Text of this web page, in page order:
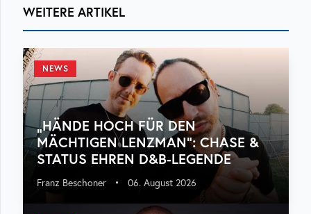
WEITERE ARTIKEL
NEWS
„HÄNDE HOCH FÜR DEN
MÄCHTIGEN LENZMAN“: CHASE &
STATUS EHREN D&B-LEGENDE
Franz Beschoner • 06. August 2026